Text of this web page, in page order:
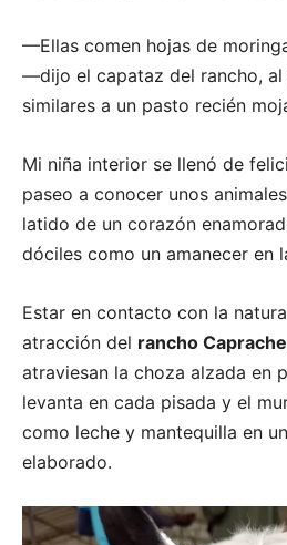
—Ellas comen hojas de
—dijo el capataz del rancho, al
similares a un pasto recién
Mi niña interior se llenó de
paseo a conocer unos
latido de un corazón
dóciles como un amanecer en
Estar en contacto con la
atracción del rancho Caprache
atraviesan la choza alzada en
levanta en cada pisada y el
como leche y mantequilla en
elaborado.